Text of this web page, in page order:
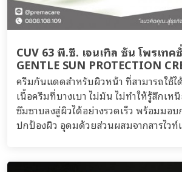
CUV 63 พี.ซี. เจนเทิล ซัน โพรเทค
GENTLE SUN PROTECTION
ครีมกันแดดสำหรับผิวหน้า ที่สามารถใช้ไ
เนื้อครีมที่บางเบา ไม่มัน ไม่ทำให้รู้สึกเห
ซึมซาบลงสู่ผิวได้อย่างรวดเร็ว พร้อมมอ
ปกป้องผิว อุดมด้วยส่วนผสมจากสารไวท์